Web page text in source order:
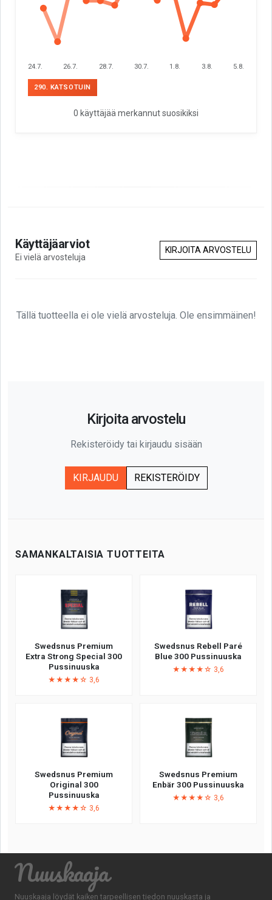
24.7. 26.7. 28.7. 30.7. 1.8. 3.8. 5.8.
290. KATSOTUIN
0 käyttäjää merkannut suosikiksi
Käyttäjäarviot
Ei vielä arvosteluja
KIRJOITA ARVOSTELU
Tällä tuotteella ei ole vielä arvosteluja. Ole ensimmäinen!
Kirjoita arvostelu
Rekisteröidy tai kirjaudu sisään
KIRJAUDU REKISTERÖIDY
SAMANKALTAISIA TUOTTEITA
Swedsnus Premium
Extra Strong Special 300
Pussinuuska
★★★★☆ 3,6
Swedsnus Rebell Paré
Blue 300 Pussinuuska
★★★★☆ 3,6
Swedsnus Premium
Original 300
Pussinuuska
★★★★☆ 3,6
Swedsnus Premium
Enbär 300 Pussinuuska
★★★★☆ 3,6
Nuuskaaja
Nuuskaaja löydät kaiken tarpeellisen tiedon nuuskasta ja